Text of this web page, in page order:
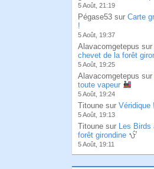
5 Août, 21:19
Pégase53 sur Carte
!
5 Août, 19:37
Alavacomgetepus sur
chevet de la forêt
5 Août, 19:25
Alavacomgetepus sur
toute vapeur
5 Août, 19:24
Titoune sur Véridique !
5 Août, 19:13
Titoune sur Les Birds
forêt girondine
5 Août, 19:11